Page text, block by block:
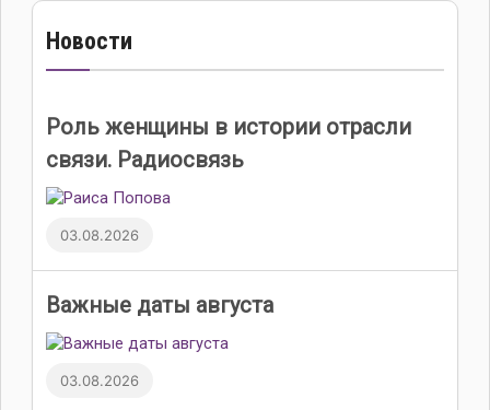
Новости
Роль женщины в истории отрасли
связи. Радиосвязь
03.08.2026
Важные даты августа
03.08.2026